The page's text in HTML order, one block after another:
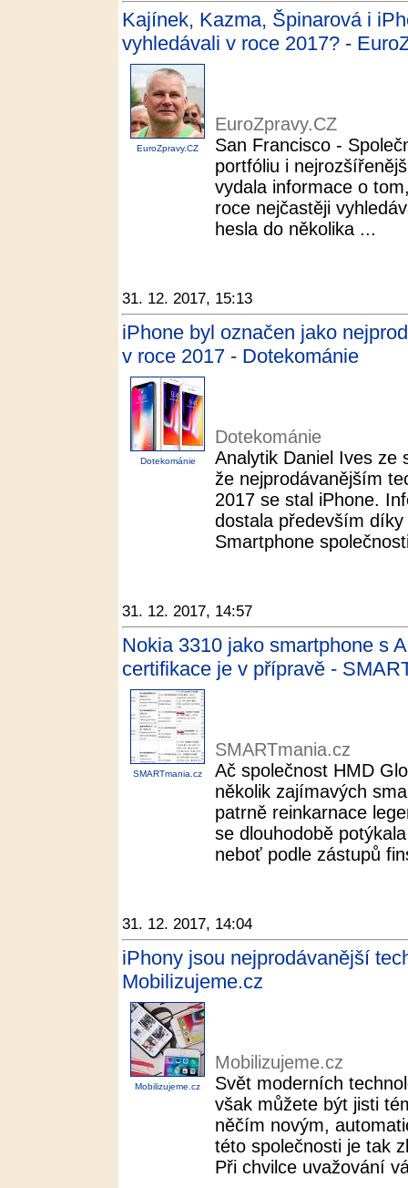
Kajínek, Kazma, Špinarová i
vyhledávali v roce 2017? -
EuroZpravy.CZ
EuroZpravy.CZ
San Francisco -
portfóliu i
vydala informace o
roce nejčastěji
hesla do několika ...
31. 12. 2017, 15:13
iPhone byl označen jako
v roce 2017 - Dotekománie
Dotekománie
Dotekománie
Analytik Daniel Ives ze
že nejprodávanějším
2017 se stal iPhone.
dostala především
Smartphone
31. 12. 2017, 14:57
Nokia 3310 jako smartphone s
certifikace je v přípravě -
SMARTmania.cz
SMARTmania.cz
Ač společnost HMD
několik zajímavých
patrně reinkarnace
se dlouhodobě
neboť podle zástupů
31. 12. 2017, 14:04
iPhony jsou nejprodávanější
Mobilizujeme.cz
Mobilizujeme.cz
Mobilizujeme.cz
Svět moderních
však můžete být jisti
něčím novým,
této společnosti je tak
Při chvilce uvažování